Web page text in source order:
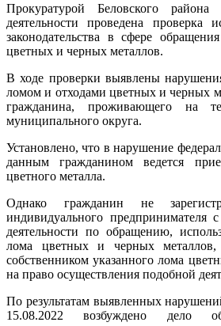
Прокуратурой Беловского
деятельности проведена проверка
законодательства в сфере
цветных и черных металлов.
В ходе проверки выявлены
ломом и отходами цветных и черных
гражданина, проживающего на
муниципального округа.
Установлено, что в нарушение
данным гражданином ведется
цветного металла.
Однако гражданин не
индивидуального предпринимателя
деятельности по обращению,
лома цветных и черных
собственником указанного лома
на право осуществления подобной
По результатам выявленных
15.08.2022 возбуждено дело